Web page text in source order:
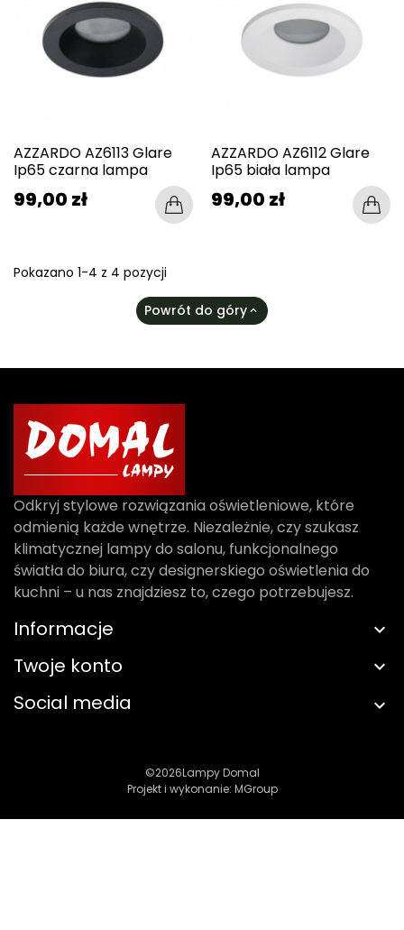
AZZARDO AZ6113 Glare
Ip65 czarna lampa
99,00 zł
AZZARDO AZ6112 Glare
Ip65 biała lampa
99,00 zł
Pokazano 1-4 z 4 pozycji
Powrót do góry 
Odkryj stylowe rozwiązania oświetleniowe, które
odmienią każde wnętrze. Niezależnie, czy szukasz
klimatycznej lampy do salonu, funkcjonalnego
światła do biura, czy designerskiego oświetlenia do
kuchni – u nas znajdziesz to, czego potrzebujesz.
Informacje
Twoje konto
Social media
©2026Lampy Domal
Projekt i wykonanie: MGroup